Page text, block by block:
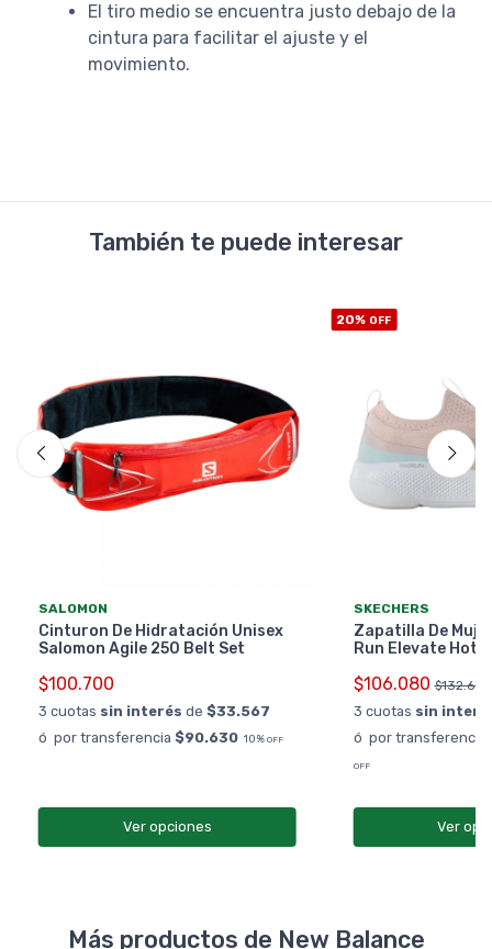
El tiro medio se encuentra justo debajo de la
cintura para facilitar el ajuste y el
movimiento.
También te puede interesar
SALOMON
Cinturon De Hidratación Unisex
Salomon Agile 250 Belt Set
$100.700
3 cuotas sin interés de $33.567
ó por transferencia $90.630 10% OFF
Ver opciones
20% OFF
SKECHERS
Zapatilla De
Run Elevate Hot
$106.080 $132.600
3 cuotas sin
ó por transferencia
OFF
Ver
Más productos de New Balance